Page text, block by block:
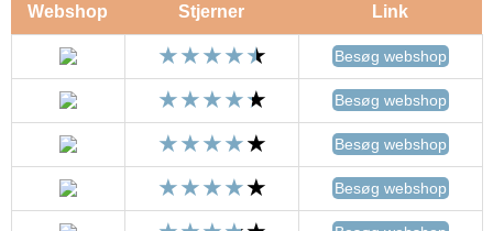
Webshop Stjerner Link
Besøg webshop
Besøg webshop
Besøg webshop
Besøg webshop